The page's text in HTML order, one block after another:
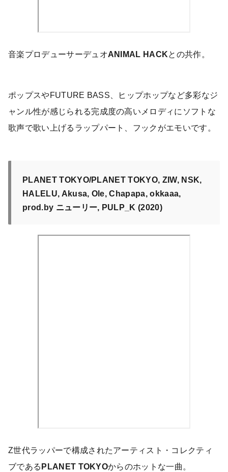
音楽プロデューサーデュオANIMAL HACKとの共作。
ポップスやFUTURE BASS、ヒップホップなど多彩なジ
ャンル性が感じられる完成度の高いメロディにソフトな
歌声で歌い上げるラップパート、フックがエモいです。
PLANET TOKYO/PLANET TOKYO, ZIW, NSK,
HALELU, Akusa, Ole, Chapapa, okkaaa,
prod.by ニューリー, PULP_K (2020)
Z世代ラッパーで構成されたアーティスト・コレクティ
ブである PLANET TOKYOからのホットな一曲。